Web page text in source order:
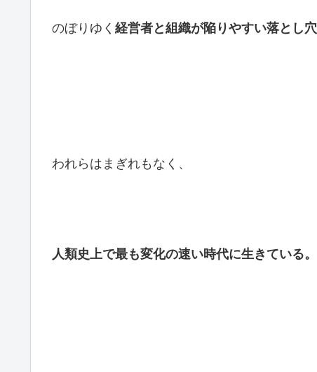
のぼりゆく 経営者と組織が陥りやすい落とし穴
われらはまぎれもなく、
人類史上で最も変化の速い時代に生きている。